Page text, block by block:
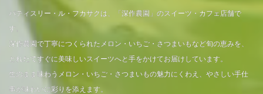
パティスリー・ル・フカサクは、「深作農園」のスイーツ・カフェ店舗で
す。
深作農園で丁寧につくられたメロン・いちご・さつまいもなど旬の恵みを、
とれたてすぐに美味しいスイーツへと手をかけてお届けしています。
生のまま味わうメロン・いちご・さつまいもの魅力にくわえ、やさしい手仕
事が味わいに彩りを添えます。